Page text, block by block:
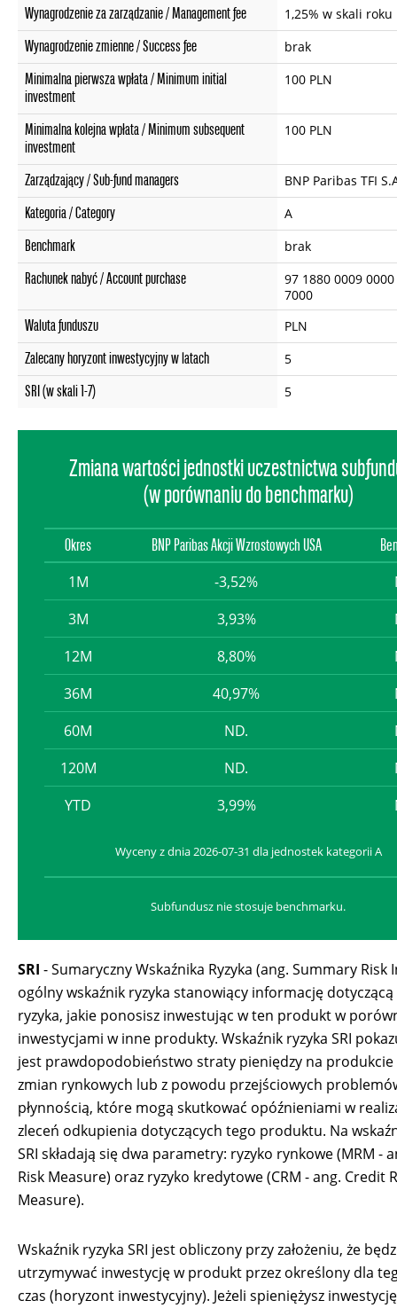
Wynagrodzenie za zarządzanie / Management fee 1,25% w skali roku
Wynagrodzenie zmienne / Success fee brak
Minimalna pierwsza wpłata / Minimum initial
investment
100 PLN
Minimalna kolejna wpłata / Minimum subsequent
investment
100 PLN
Zarządzający / Sub-fund managers BNP Paribas TFI
Kategoria / Category A
Benchmark brak
Rachunek nabyć / Account purchase
97 1880 0009
7000
Waluta funduszu PLN
Zalecany horyzont inwestycyjny w latach 5
SRI (w skali 1-7) 5
Zmiana wartości jednostki uczestnictwa
(w porównaniu do benchmarku)
Okres BNP Paribas Akcji Wzrostowych USA
1M -3,52%
3M
3,93%
12M
8,80%
36M
40,97%
60M
ND.
120M
ND.
YTD
3,99%
Wyceny z dnia 2026-07-31 dla jednostek kategorii A
Subfundusz nie stosuje benchmarku.
SRI - Sumaryczny Wskaźnika Ryzyka (ang. Summary
ogólny wskaźnik ryzyka stanowiący informację
ryzyka, jakie ponosisz inwestując w ten produkt w
inwestycjami w inne produkty. Wskaźnik ryzyka SRI
jest prawdopodobieństwo straty pieniędzy na produkcie
zmian rynkowych lub z powodu przejściowych
płynnością, które mogą skutkować opóźnieniami w
zleceń odkupienia dotyczących tego produktu. Na
SRI składają się dwa parametry: ryzyko rynkowe (MRM -
Risk Measure) oraz ryzyko kredytowe (CRM - ang. Credit
Measure).
Wskaźnik ryzyka SRI jest obliczony przy założeniu, że
utrzymywać inwestycję w produkt przez określony dla
czas (horyzont inwestycyjny). Jeżeli spieniężysz